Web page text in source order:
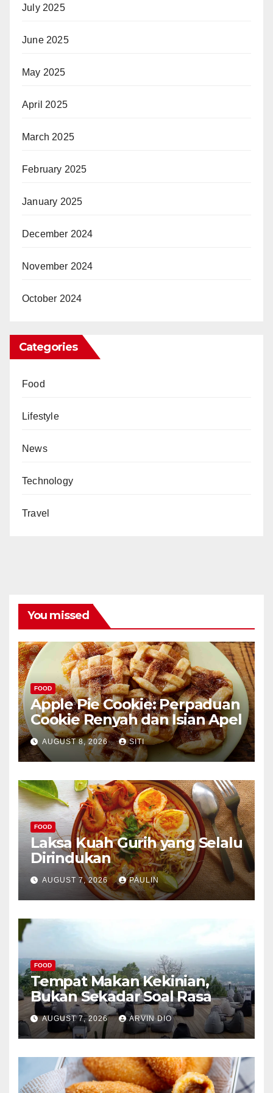
July 2025
June 2025
May 2025
April 2025
March 2025
February 2025
January 2025
December 2024
November 2024
October 2024
Categories
Food
Lifestyle
News
Technology
Travel
You missed
FOOD
Apple Pie Cookie: Perpaduan
Cookie Renyah dan Isian Apel
AUGUST 8, 2026 SITI
FOOD
Laksa Kuah Gurih yang Selalu
Dirindukan
AUGUST 7, 2026 PAULIN
FOOD
Tempat Makan Kekinian,
Bukan Sekadar Soal Rasa
AUGUST 7, 2026 ARVIN DIO